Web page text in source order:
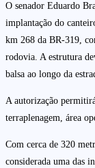
O senador Eduardo
implantação do
km 268 da BR-319,
rodovia. A estrutura
balsa ao longo da
A autorização
terraplenagem, área
Com cerca de 320
considerada uma das